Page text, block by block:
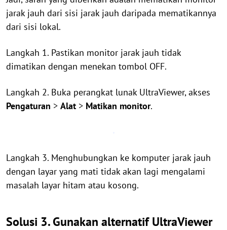
jarak jauh dari sisi jarak jauh daripada mematikannya
dari sisi lokal.
Langkah 1. Pastikan monitor jarak jauh tidak
dimatikan dengan menekan tombol OFF.
Langkah 2. Buka perangkat lunak UltraViewer, akses
Pengaturan > Alat > Matikan monitor.
Langkah 3. Menghubungkan ke komputer jarak jauh
dengan layar yang mati tidak akan lagi mengalami
masalah layar hitam atau kosong.
Solusi 3. Gunakan alternatif UltraViewer